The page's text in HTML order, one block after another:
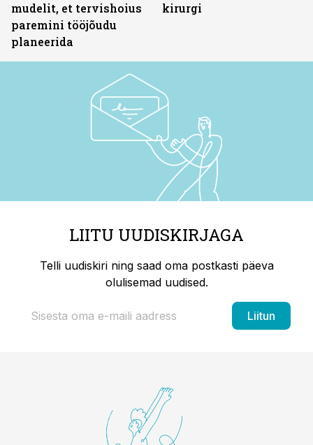
mudelit, et tervishoius
paremini tööjõudu
planeerida
kirurgi
LIITU UUDISKIRJAGA
Telli uudiskiri ning saad oma postkasti päeva
olulisemad uudised.
Liitun